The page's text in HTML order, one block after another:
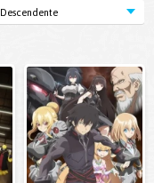
Descendente